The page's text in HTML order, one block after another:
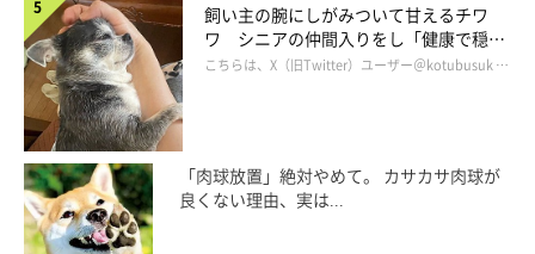
この作戦ならタロさんも指人形と仲良くなってくれるのでは⁉と
思い、犬用おやつを指人形で持ち、タロさんに近づいてみまし
た。
飼い主の腕にしがみついて甘えるチワ
ワ シニアの仲間入りをし「健康で穏や
かな暮らしが続いてほしい」と願う
こちらは、X（旧Twitter）ユーザー＠kotubusuk …
「肉球放置」絶対やめて。 カサカサ肉球が
良くない理由、実は...